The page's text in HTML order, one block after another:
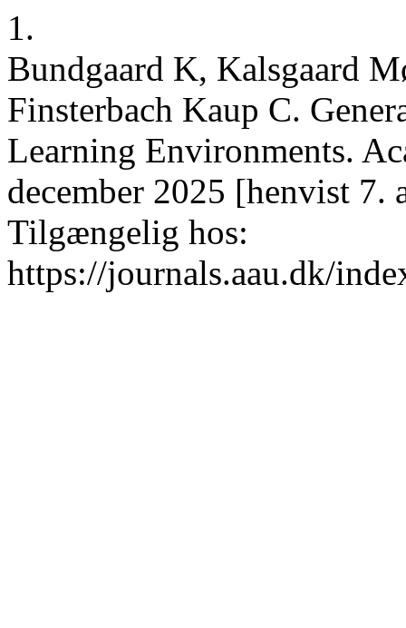
1.
Bundgaard K, Kalsgaard
Finsterbach Kaup C.
Learning Environments.
december 2025 [henvist
Tilgængelig hos:
https://journals.aau.dk/